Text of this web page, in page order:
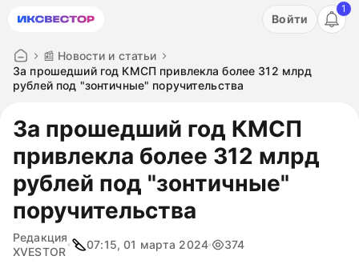
Акция: бесплатный пробный период на 3 дня!
Войти
1
📰 Новости и статьи
За прошедший год КМСП привлекла более 312 млрд
рублей под "зонтичные" поручительства
За прошедший год КМСП
привлекла более 312 млрд
рублей под "зонтичные"
поручительства
Редакция
XVESTOR
07:15, 01 марта 2024 374